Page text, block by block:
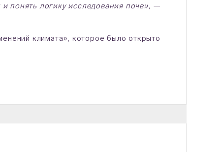
понять логику исследования почв», —
климата», которое было открыто